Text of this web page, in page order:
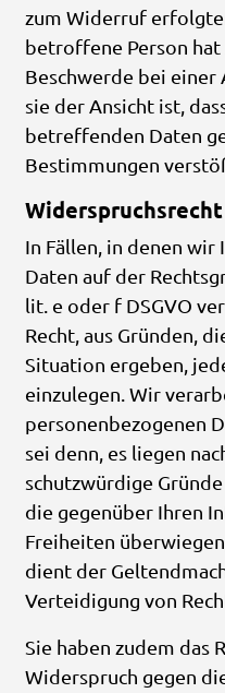
zum Widerruf
betroffene Person hat
Beschwerde bei einer
sie der Ansicht ist,
betreffenden Daten
Bestimmungen
Widerspruchsrecht
In Fällen, in denen
Daten auf der
lit. e oder f DSGVO
Recht, aus Gründen,
Situation ergeben,
einzulegen. Wir
personenbezogenen
sei denn, es liegen
schutzwürdige
die gegenüber Ihren
Freiheiten
dient der
Verteidigung von
Sie haben zudem das
Widerspruch gegen